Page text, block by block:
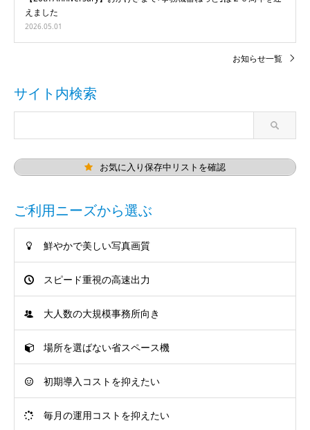
えました
2026.05.01
お知らせ一覧
サイト内検索
お気に入り保存中リストを確認
ご利用ニーズから選ぶ
鮮やかで美しい写真画質
スピード重視の高速出力
大人数の大規模事務所向き
場所を選ばない省スペース機
初期導入コストを抑えたい
毎月の運用コストを抑えたい